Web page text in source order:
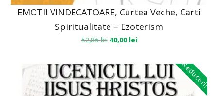
EMOTII VINDECATOARE, Curtea Veche, Carti
Spiritualitate – Ezoterism
52,86lei 40,00 lei
Reduceri!